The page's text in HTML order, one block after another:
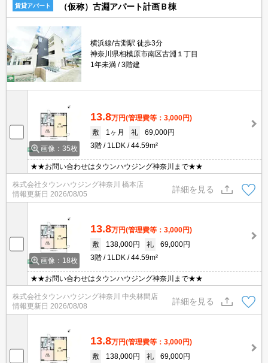
賃貸アパート （仮称）古淵アパート計画Ｂ棟
横浜線/古淵駅 徒歩3分
神奈川県相模原市南区古淵１丁目
1年未満
3階建
画像：35枚
13.8万円(管理費等：3,000円)
敷
1ヶ月 礼
69,000円
3階
1LDK 44.59m²
★★お問い合わせはタウンハウジング神奈川まで★★
株式会社タウンハウジング神奈川 橋本店
情報更新日 2026/08/05
詳細を見る
画像：18枚
13.8万円(管理費等：3,000円)
敷
138,000円 礼
69,000円
3階
1LDK 44.59m²
★★お問い合わせはタウンハウジング神奈川まで★★
株式会社タウンハウジング神奈川 中央林間店
情報更新日 2026/08/08
詳細を見る
13.8万円(管理費等：3,000円)
敷
138,000円 礼
69,000円